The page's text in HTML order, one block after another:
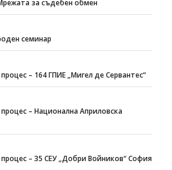
за съдебен обмен
семинар
– 164 ГПИЕ „Мигел де Сервантес“
– Национална Априловска
– 35 СЕУ „Добри Войников“ София